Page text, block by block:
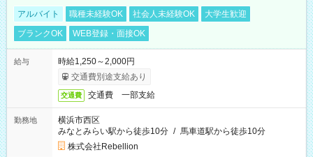
アルバイト 職種未経験OK 社会人未経験OK
大学生歓迎
ブランクOK
WEB登録・面接OK
給与
時給1,250～2,000円
交通費別途支給あり
交通費 交通費 一部支給
勤務地
横浜市西区
みなとみらい駅から徒歩10分 / 馬車道駅から徒歩10分
株式会社Rebellion